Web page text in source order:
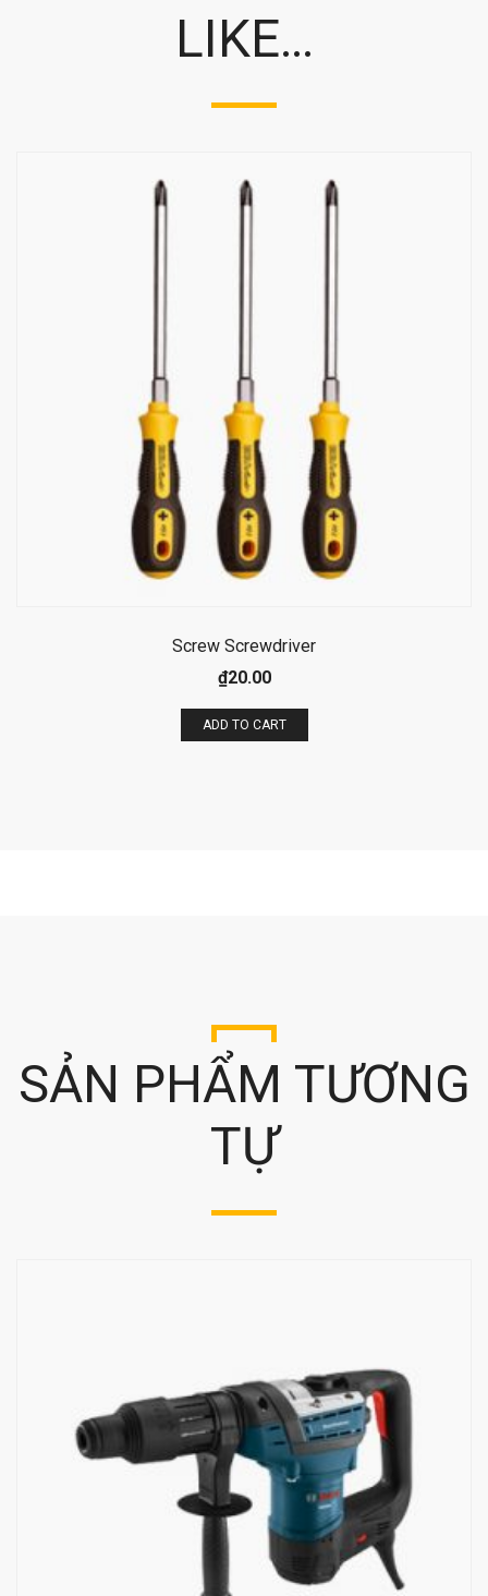
LIKE…
Screw Screwdriver
₫20.00
ADD TO CART
SẢN PHẨM TƯƠNG
TỰ